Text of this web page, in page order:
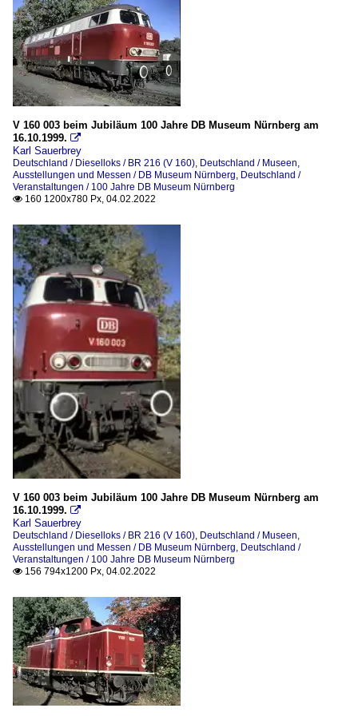
V 160 003 beim Jubiläum 100 Jahre DB Museum Nürnberg am
16.10.1999. 
Karl Sauerbrey
Deutschland / Dieselloks / BR 216 (V 160), Deutschland / Museen,
Ausstellungen und Messen / DB Museum Nürnberg, Deutschland /
Veranstaltungen / 100 Jahre DB Museum Nürnberg
 160 1200x780 Px, 04.02.2022
V 160 003 beim Jubiläum 100 Jahre DB Museum Nürnberg am
16.10.1999. 
Karl Sauerbrey
Deutschland / Dieselloks / BR 216 (V 160) Deutschland / Museen,
Ausstellungen und Messen / DB Museum Nürnberg Deutschland /
Veranstaltungen / 100 Jahre DB Museum Nürnberg
 156 794x1200 Px, 04.02.2022